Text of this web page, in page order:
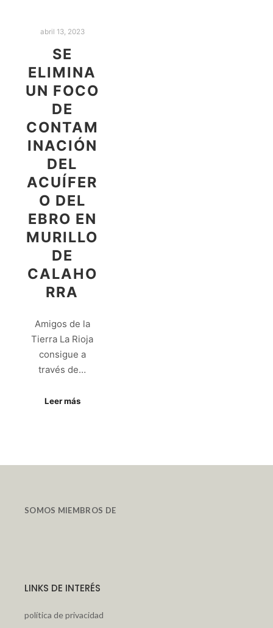
abril 13, 2023
SE
ELIMINA
UN FOCO
DE
CONTAM
INACIÓN
DEL
ACUÍFER
O DEL
EBRO EN
MURILLO
DE
CALAHO
RRA
Amigos de la
Tierra La Rioja
consigue a
través de…
Leer más
SOMOS MIEMBROS DE
LINKS DE INTERÉS
política de privacidad